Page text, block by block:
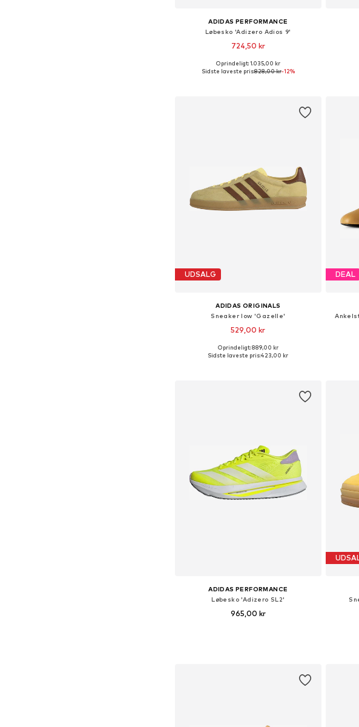
ADIDAS PERFORMANCE
Løbesko 'Adizero Adios 9'
724,50 kr
Fås i mange størrelser
Oprindeligt: 1.035,00 kr
Sidste laveste pris:828,00 kr-12%
UDSALG
ADIDAS ORIGINALS
Sneaker low 'Gazelle'
529,00 kr
Fås i mange størrelser
Oprindeligt: 889,00 kr
Sidste laveste pris:423,00 kr
DEAL
ADIDAS PERFORMANCE
Løbesko 'Adizero SL2'
965,00 kr